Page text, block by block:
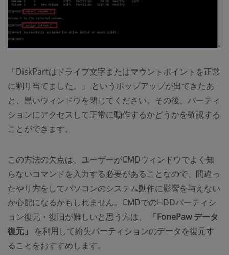
「DiskPartはドライブ文字またはマウントポイントを正常
に割り当てました。」 というポップアップが出てきたあ
と、黒いウィンドウを閉じてください。その後、パーティ
ションにアクセスして正常に動作するかどうかを確認する
ことができます。
この方法の欠点は、ユーザーがCMDウィンドウでよく知
らないコマンドを入力する必要があることなので、間違っ
たやり方をしてパソコンのシステム動作に影響を与えない
か心配になるかもしれません。CMDでのHDDパーティシ
ョン復元・復旧が難しいと思う方は、
「FonePaw データ
復元」
を利用して紛失パーティションのデータを復元す
ることをおすすめします。